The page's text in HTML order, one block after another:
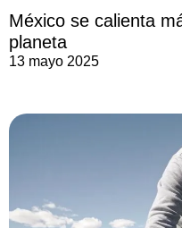
México se calienta
planeta
13 mayo 2025